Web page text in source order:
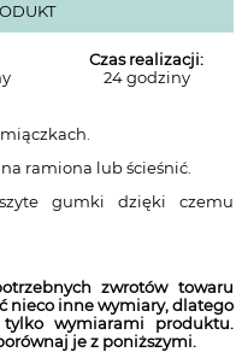
Czas realizacji:
24 godziny
ramiona lub ścieśnić.
gumki dzięki czemu
zwrotów towaru
nieco inne wymiary, dlatego
wymiarami produktu.
je z poniższymi.